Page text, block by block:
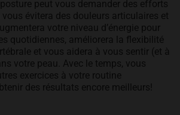
peut vous demander des efforts
évitera des douleurs articulaires et
votre niveau d’énergie pour
quotidiennes, améliorera la flexibilité
et vous aidera à vous sentir (et à
votre peau. Avec le temps, vous
exercices à votre routine
des résultats encore meilleurs!